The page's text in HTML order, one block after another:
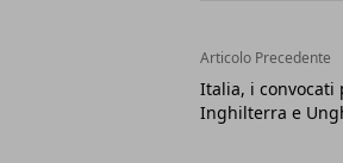
Articolo Precedente
Italia, i convocati
Inghilterra e